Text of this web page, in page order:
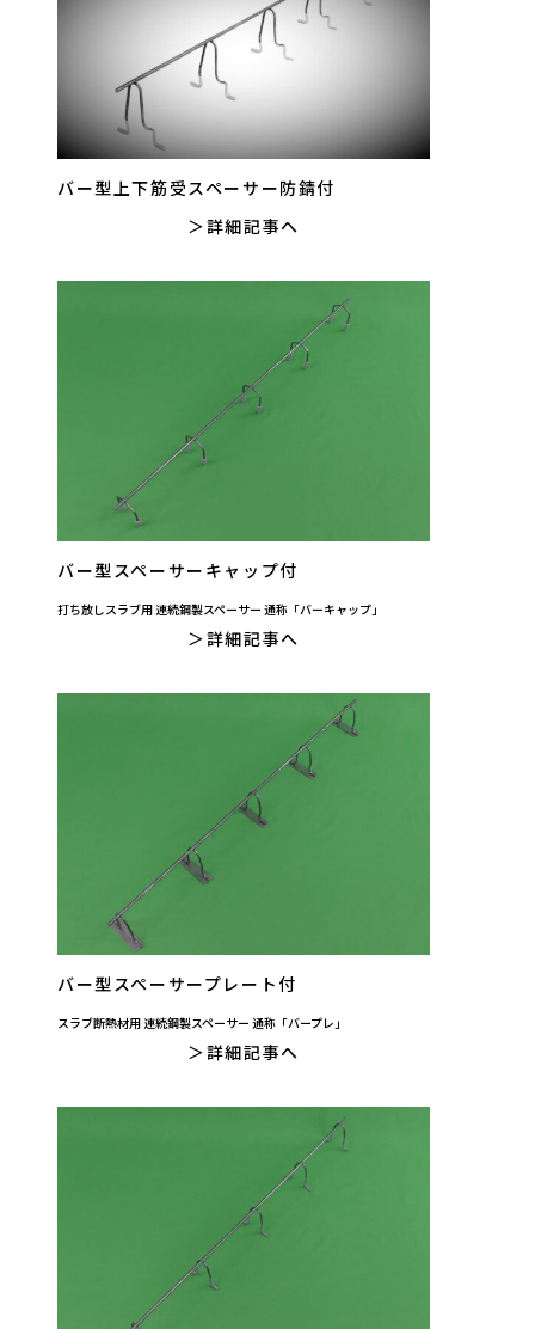
バー型上下筋受スペーサー防錆付
詳細記事へ
バー型スペーサーキャップ付
打ち放しスラブ用 連続鋼製スペーサー 通称「バーキャップ」
詳細記事へ
バー型スペーサープレート付
スラブ断熱材用 連続鋼製スペーサー 通称「バープレ」
詳細記事へ